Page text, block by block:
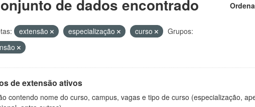
de dados encontrado
extensão especialização curso
Grupos:
de extensão ativos
contendo nome do curso, campus, vagas e tipo de curso (especialização,